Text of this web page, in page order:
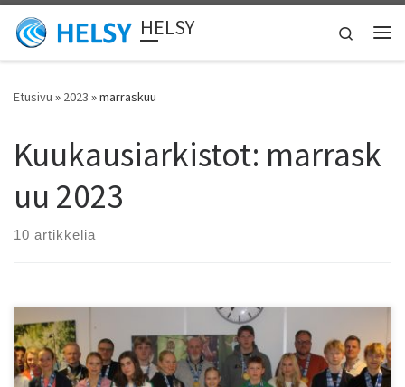
Skip to content HELSY
Search
Etusivu » 2023 »marraskuu
Kuukausiarkistot: marrask
uu 2023
10 artikkelia
Kuvassa kaikki paikalla olleet palkitut. Lis?? kuvia Helsyn